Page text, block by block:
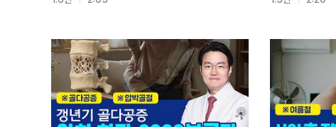
전국 21개 병·의원에서 자생 비수술 척추치료를 받아보
강남, 광주, 광화문, 노원, 대구, 대전, 목동, 부천, 분당,
청주, 평촌, 해운대
자생한방병원 1577-0007